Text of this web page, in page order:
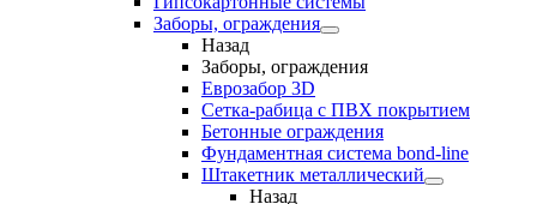
Заборы, ограждения
Назад
Заборы, ограждения
Еврозабор 3D
Сетка-рабица с ПВХ покрытием
Бетонные ограждения
Фундаментная система bond-line
Штакетник металлический
Назад